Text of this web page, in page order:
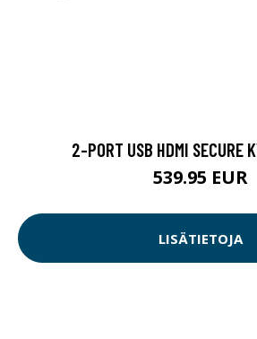
2-PORT USB HDMI SECURE
539.95 EUR
LISÄTIETOJA